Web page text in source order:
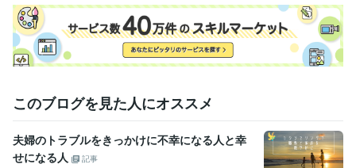
一般社団法人日本人材育成協会 一級労務管理士 取得年 : 2018年
日本カウンセリング普及協会 認定メンタルヘルス指導員
取得年 : 2
021年
得意分野
うつ 人間関係 仕事
住まい・美容・生活相談 替え歌、川柳、エッセー、その他
このブログを見た人にオススメ
夫婦のトラブルをきっかけに不幸になる人と幸
せになる人
記事